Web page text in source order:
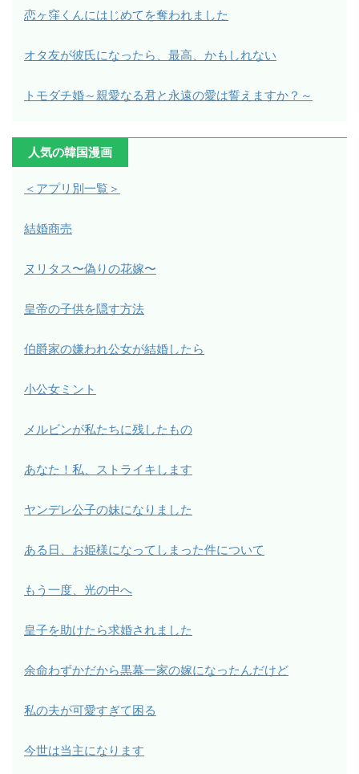
恋ヶ窪くんにはじめてを奪われました
オタ友が彼氏になったら、最高、かもしれない
トモダチ婚～親愛なる君と永遠の愛は誓えますか？～
人気の韓国漫画
＜アプリ別一覧＞
結婚商売
ヌリタス〜偽りの花嫁〜
皇帝の子供を隠す方法
伯爵家の嫌われ公女が結婚したら
小公女ミント
メルビンが私たちに残したもの
あなた！私、ストライキします
ヤンデレ公子の妹になりました
ある日、お姫様になってしまった件について
もう一度、光の中へ
皇子を助けたら求婚されました
余命わずかだから黒幕一家の嫁になったんだけど
私の夫が可愛すぎて困る
今世は当主になります